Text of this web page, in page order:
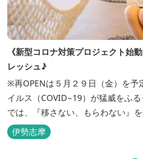
《新型コロナ対策プロジェクト始
レッシュ♪
※再OPENは５月２９日（金）を予定してお
イルス（COVID−19）が猛威をふ
では、『移さない、もらわない』
ッフの感染リスクを最小限に抑え
ョンを見直し、徹底した管理を行
伊勢志摩